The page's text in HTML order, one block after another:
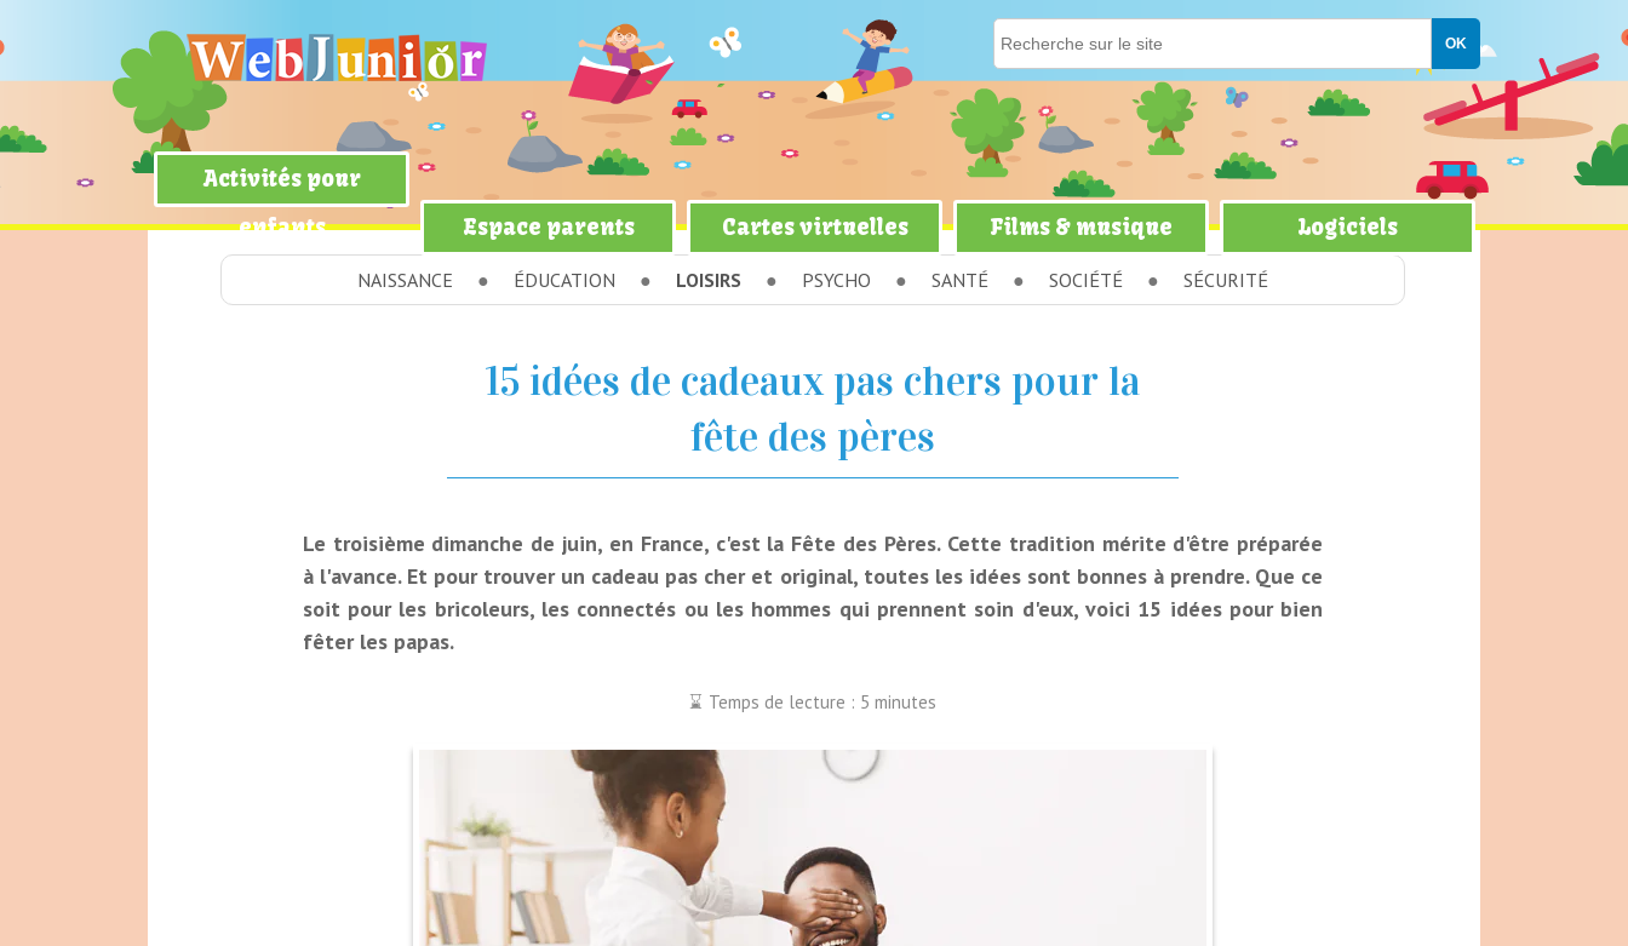
Activités pour
enfants
Espace parents Cartes virtuelles Films & musique Logiciels
NAISSANCE ÉDUCATION LOISIRS PSYCHO SANTÉ SOCIÉTÉ SÉCURITÉ
15 idées de cadeaux pas chers pour la
fête des pères
Le troisième dimanche de juin, en France, c'est la Fête des Pères. Cette tradition mérite d'être préparée
à l'avance. Et pour trouver un cadeau pas cher et original, toutes les idées sont bonnes à prendre. Que ce
soit pour les bricoleurs, les connectés ou les hommes qui prennent soin d'eux, voici 15 idées pour bien
fêter les papas.
Temps de lecture : 5 minutes